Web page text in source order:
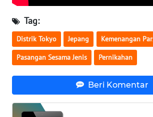
Tag:
Distrik Tokyo Jepang Kemenangan
Pasangan Sesama Jenis Pernikahan
Beri Komentar
WN
SERAMBI
WN
WN